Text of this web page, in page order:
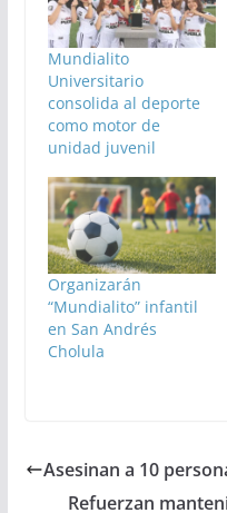
Mundialito
Universitario
consolida al deporte
como motor de
unidad juvenil
Organizarán
“Mundialito” infantil
en San Andrés
Cholula
Asesinan a 10
Refuerzan